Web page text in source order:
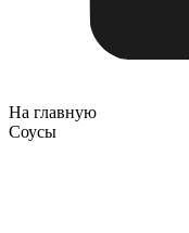
На главную
Соусы